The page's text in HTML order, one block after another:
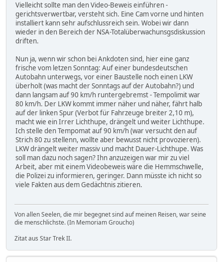
Vielleicht sollte man den Video-Beweis einführen -
gerichtsverwertbar, versteht sich. Eine Cam vorne und hinten
installiert kann sehr aufschlussreich sein. Wobei wir dann
wieder in den Bereich der NSA-Totalüberwachunsgsdiskussion
driften.
Nun ja, wenn wir schon bei Ankdoten sind, hier eine ganz
frische vom letzen Sonntag: Auf einer bundesdeutschen
Autobahn unterwegs, vor einer Baustelle noch einen LKW
überholt (was macht der Sonntags auf der Autobahn?) und
dann langsam auf 90 km/h runtergebremst - Tempolimit war
80 km/h. Der LKW kommt immer näher und näher, fährt halb
auf der linken Spur (Verbot für Fahrzeuge breiter 2,10 m),
macht wie ein Irrer Lichthupe, drängelt und weiter Lichthupe.
Ich stelle den Tempomat auf 90 km/h (war versucht den auf
Strich 80 zu stellenn, wollte aber bewusst nicht provozieren).
LKW drängelt weiter massiv und macht Dauer-Lichthupe. Was
soll man dazu noch sagen? Ihn anzuzeigen war mir zu viel
Arbeit, aber mit einem Videobeweis wäre die Hemmschwelle,
die Polizei zu informieren, geringer. Dann müsste ich nicht so
viele Fakten aus dem Gedächtnis zitieren.
Von allen Seelen, die mir begegnet sind auf meinen Reisen, war seine
die menschlichste. (In Memoriam Groucho)
Zitat aus Star Trek II.